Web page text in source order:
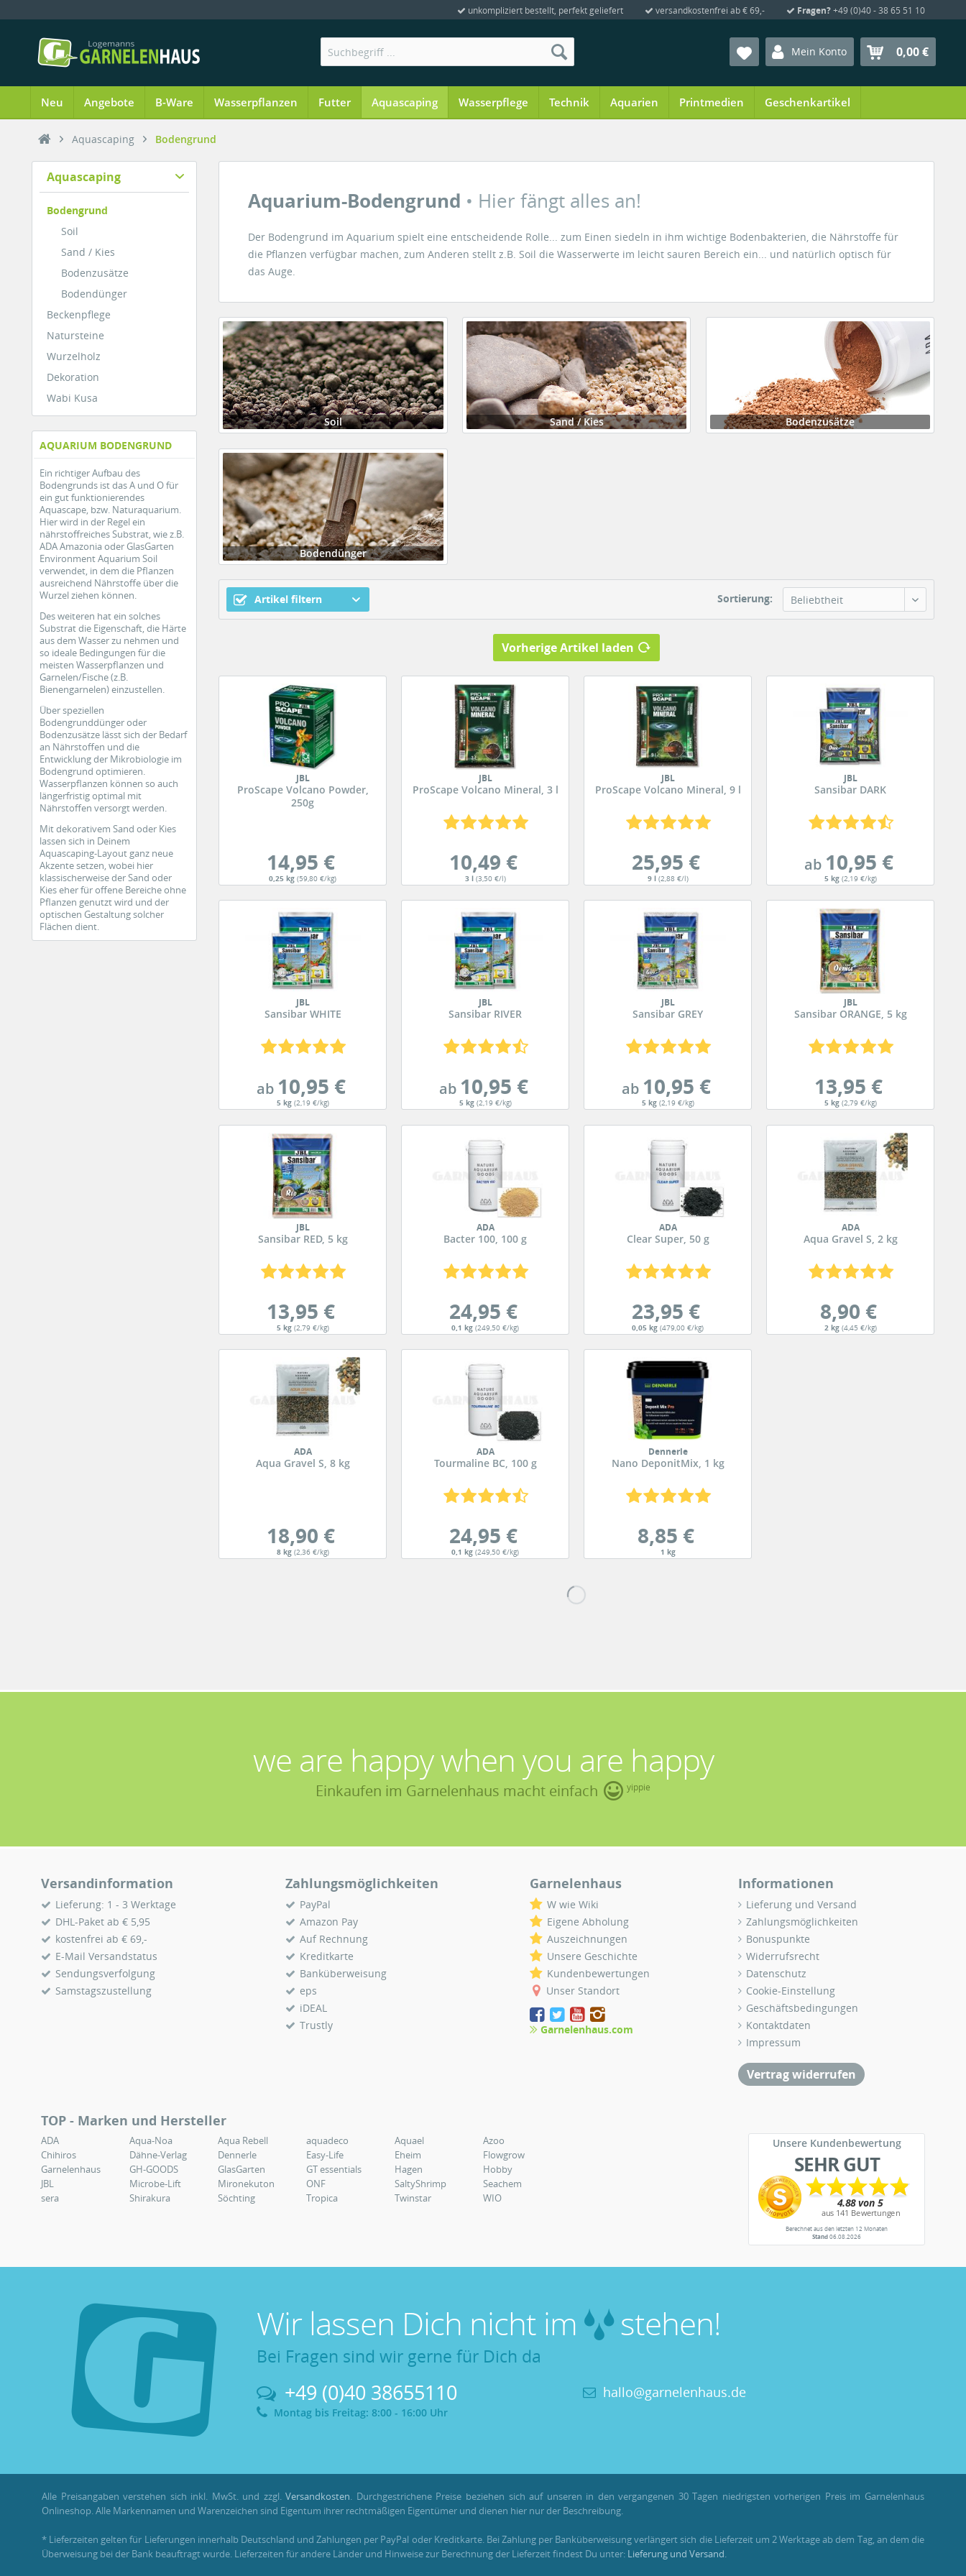
unkompliziert bestellt, perfekt geliefert versandkostenfrei ab € 69,- Fragen?+49 (0)40 - 38 65 51 10
Mein Konto 0,00 €
Neu Angebote B-Ware Wasserpflanzen Futter Aquascaping Wasserpflege Technik Aquarien Printmedien Geschenkartikel
Aquascaping Bodengrund
Aquascaping
Bodengrund
Soil
Sand / Kies
Bodenzusätze
Bodendünger
Beckenpflege
Natursteine
Wurzelholz
Dekoration
Wabi Kusa
AQUARIUM BODENGRUND
Ein richtiger Aufbau des
Bodengrunds ist das A und O für
ein gut funktionierendes
Aquascape, bzw. Naturaquarium.
Hier wird in der Regel ein
nährstoffreiches Substrat, wie z.B.
ADA Amazonia oder GlasGarten
Environment Aquarium Soil
verwendet, in dem die Pflanzen
ausreichend Nährstoffe über die
Wurzel ziehen können.
Des weiteren hat ein solches
Substrat die Eigenschaft, die Härte
aus dem Wasser zu nehmen und
so ideale Bedingungen für die
meisten Wasserpflanzen und
Garnelen/Fische (z.B.
Bienengarnelen) einzustellen.
Über speziellen
Bodengrunddünger oder
Bodenzusätze lässt sich der Bedarf
an Nährstoffen und die
Entwicklung der Mikrobiologie im
Bodengrund optimieren.
Wasserpflanzen können so auch
längerfristig optimal mit
Nährstoffen versorgt werden.
Mit dekorativem Sand oder Kies
lassen sich in Deinem
Aquascaping-Layout ganz neue
Akzente setzen, wobei hier
klassischerweise der Sand oder
Kies eher für offene Bereiche ohne
Pflanzen genutzt wird und der
optischen Gestaltung solcher
Flächen dient.
Aquarium-Bodengrund • Hier fängt alles an!
Der Bodengrund im Aquarium spielt eine entscheidende Rolle... zum Einen siedeln in ihm wichtige Bodenbakterien, die Nährstoffe für
die Pflanzen verfügbar machen, zum Anderen stellt z.B. Soil die Wasserwerte im leicht sauren Bereich ein... und natürlich optisch für
das Auge.
Soil Sand / Kies Bodenzusätze
Bodendünger
Artikel filtern Sortierung: Beliebtheit
Vorherige Artikel laden
JBL
ProScape Volcano Powder,
250g
14,95 €
0,25 kg(59,80 €/kg)
JBL
ProScape Volcano Mineral, 3 l
10,49 €
3 l (3,50 €/l)
JBL
ProScape Volcano Mineral, 9 l
25,95 €
9 l (2,88 €/l)
JBL
Sansibar DARK
ab10,95 €
5 kg (2,19 €/kg)
JBL
Sansibar WHITE
ab10,95 €
5 kg (2,19 €/kg)
JBL
Sansibar RIVER
ab10,95 €
5 kg (2,19 €/kg)
JBL
Sansibar GREY
ab10,95 €
5 kg (2,19 €/kg)
JBL
Sansibar ORANGE, 5 kg
13,95 €
5 kg (2,79 €/kg)
JBL
Sansibar RED, 5 kg
13,95 €
5 kg (2,79 €/kg)
ADA
Bacter 100, 100 g
24,95 €
0,1 kg(249,50 €/kg)
ADA
Clear Super, 50 g
23,95 €
0,05 kg(479,00 €/kg)
ADA
Aqua Gravel S, 2 kg
8,90 €
2 kg (4,45 €/kg)
ADA
Aqua Gravel S, 8 kg
18,90 €
8 kg (2,36 €/kg)
ADA
Tourmaline BC, 100 g
24,95 €
0,1 kg(249,50 €/kg)
Dennerle
Nano DeponitMix, 1 kg
8,85 €
1 kg
we are happy when you are happy
Einkaufen im Garnelenhaus macht einfach yippie
Versandinformation
Lieferung: 1 - 3 Werktage
DHL-Paket ab € 5,95
kostenfrei ab € 69,-
E-Mail Versandstatus
Sendungsverfolgung
Samstagszustellung
Zahlungsmöglichkeiten
PayPal
Amazon Pay
Auf Rechnung
Kreditkarte
Banküberweisung
eps
iDEAL
Trustly
Garnelenhaus
W wie Wiki
Eigene Abholung
Auszeichnungen
Unsere Geschichte
Kundenbewertungen
Unser Standort
Garnelenhaus.com
Informationen
Lieferung und Versand
Zahlungsmöglichkeiten
Bonuspunkte
Widerrufsrecht
Datenschutz
Cookie-Einstellung
Geschäftsbedingungen
Kontaktdaten
Impressum
Vertrag widerrufen
TOP - Marken und Hersteller
ADA Aqua-Noa Aqua Rebell aquadeco Aquael
Azoo
Chihiros
Dähne-Verlag Dennerle Easy-Life Eheim
Flowgrow
Garnelenhaus
GH-GOODS GlasGarten GT essentials Hagen
Hobby
JBL
Microbe-Lift Mironekuton ONF SaltyShrimp
Seachem
sera
Shirakura Söchting Tropica Twinstar WIO
Unsere Kundenbewertung
SEHR GUT
Berechnet aus den letzten 12 Monaten
Stand06.08.2026
Wir lassen Dich nicht im stehen!
Bei Fragen sind wir gerne für Dich da
+49 (0)40 38655110
Montag bis Freitag: 8:00 - 16:00 Uhr
hallo@garnelenhaus.de
Alle Preisangaben verstehen sich inkl. MwSt. und zzgl.Versandkosten. Durchgestrichene Preise beziehen sich auf unseren in den vergangenen 30 Tagen niedrigsten vorherigen Preis im Garnelenhaus
Onlineshop. Alle Markennamen und Warenzeichen sind Eigentum ihrer rechtmäßigen Eigentümer und dienen hier nur der Beschreibung.
* Lieferzeiten gelten für Lieferungen innerhalb Deutschland und Zahlungen per PayPal oder Kreditkarte. Bei Zahlung per Banküberweisung verlängert sich die Lieferzeit um 2 Werktage ab dem Tag, an dem die
Überweisung bei der Bank beauftragt wurde. Lieferzeiten für andere Länder und Hinweise zur Berechnung der Lieferzeit findest Du unter: Lieferung und Versand.